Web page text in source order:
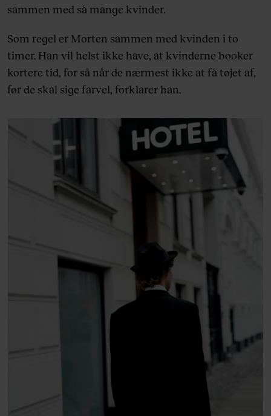
sammen med så mange kvinder.
Som regel er Morten sammen med kvinden i to
timer. Han vil helst ikke have, at kvinderne booker
kortere tid, for så når de nærmest ikke at få tøjet af,
før de skal sige farvel, forklarer han.